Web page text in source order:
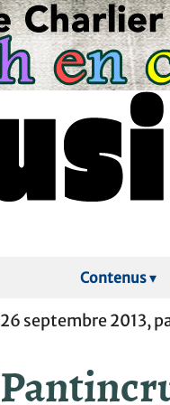
Contenus▾
26 septembre 2013,